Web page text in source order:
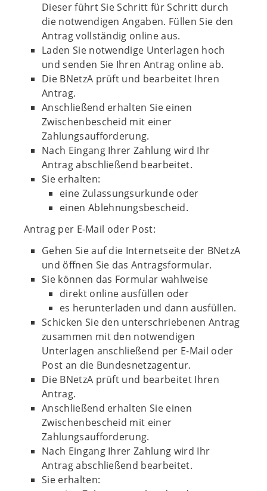
Dieser führt Sie Schritt für Schritt durch
die notwendigen Angaben. Füllen Sie den
Antrag vollständig online aus.
Laden Sie notwendige Unterlagen hoch
und senden Sie Ihren Antrag online ab.
Die BNetzA prüft und bearbeitet Ihren
Antrag.
Anschließend erhalten Sie einen
Zwischenbescheid mit einer
Zahlungsaufforderung.
Nach Eingang Ihrer Zahlung wird Ihr
Antrag abschließend bearbeitet.
Sie erhalten:
eine Zulassungsurkunde oder
einen Ablehnungsbescheid.
Antrag per E-Mail oder Post:
Gehen Sie auf die Internetseite der BNetzA
und öffnen Sie das Antragsformular.
Sie können das Formular wahlweise
direkt online ausfüllen oder
es herunterladen und dann ausfüllen.
Schicken Sie den unterschriebenen Antrag
zusammen mit den notwendigen
Unterlagen anschließend per E-Mail oder
Post an die Bundesnetzagentur.
Die BNetzA prüft und bearbeitet Ihren
Antrag.
Anschließend erhalten Sie einen
Zwischenbescheid mit einer
Zahlungsaufforderung.
Nach Eingang Ihrer Zahlung wird Ihr
Antrag abschließend bearbeitet.
Sie erhalten: